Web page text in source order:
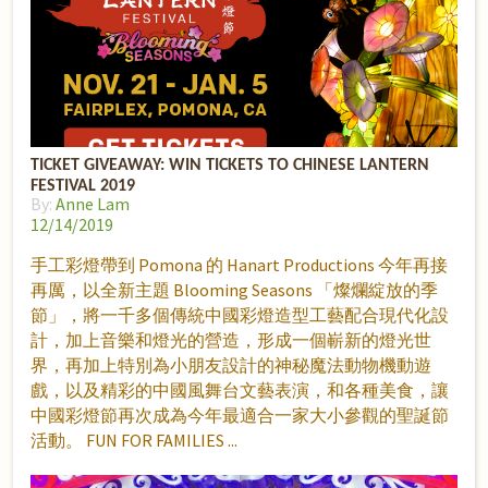
TICKET GIVEAWAY: WIN TICKETS TO CHINESE LANTERN
FESTIVAL 2019
By: Anne Lam
12/14/2019
手工彩燈帶到 Pomona 的 Hanart Productions 今年再接
再厲，以全新主題 Blooming Seasons 「燦爛綻放的季
節」，將一千多個傳統中國彩燈造型工藝配合現代化設
計，加上音樂和燈光的營造，形成一個嶄新的燈光世
界，再加上特別為小朋友設計的神秘魔法動物機動遊
戲，以及精彩的中國風舞台文藝表演，和各種美食，讓
中國彩燈節再次成為今年最適合一家大小參觀的聖誕節
活動。 FUN FOR FAMILIES